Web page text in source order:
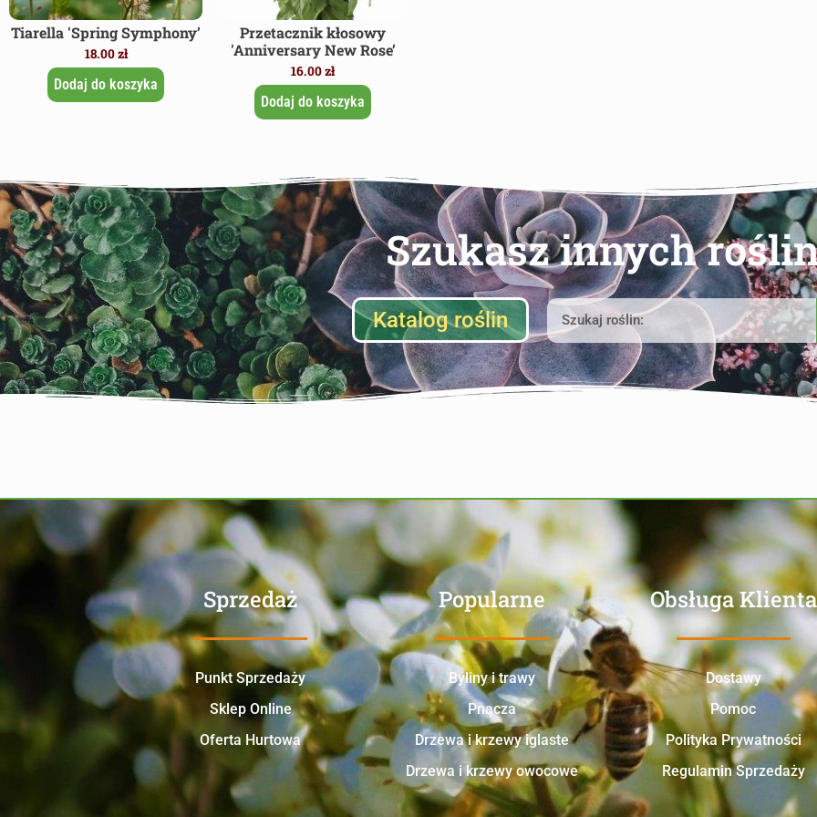
Tiarella 'Spring Symphony’
18.00zł
Dodaj do koszyka
Przetacznik kłosowy
'Anniversary New Rose’
16.00zł
Dodaj do koszyka
Szukasz innych
Katalog roślin
Sprzedaż
Punkt Sprzedaży
Sklep Online
Oferta Hurtowa
Popularne
Byliny i trawy
Pnącza
Drzewa i krzewy iglaste
Drzewa i krzewy owocowe
Obsługa Klienta
Dostawy
Pomoc
Polityka Prywatności
Regulamin Sprzedaży